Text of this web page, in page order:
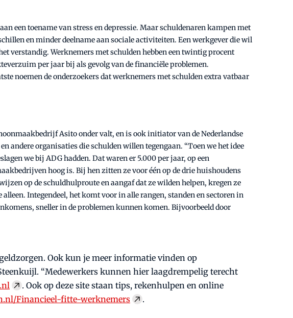
een toename van stress en depressie. Maar schuldenaren kampen met
en minder deelname aan sociale activiteiten. Een werkgever die wil
verstandig. Werknemers met schulden hebben een twintig procent
per jaar bij als gevolg van de financiële problemen.
noemen de onderzoekers dat werknemers met schulden extra vatbaar
Asito onder valt, en is ook initiator van de Nederlandse
andere organisaties die schulden willen tegengaan. “Toen we het idee
we bij ADG hadden. Dat waren er 5.000 per jaar, op een
hoog is. Bij hen zitten ze voor één op de drie huishoudens
op de schuldhulproute en aangaf dat ze wilden helpen, kregen ze
Integendeel, het komt voor in alle rangen, standen en sectoren in
sneller in de problemen kunnen komen. Bijvoorbeeld door
Ook kun je meer informatie vinden op
“Medewerkers kunnen hier laagdrempelig terecht
. Ook op deze site staan tips, rekenhulpen en online
Financieel-fitte-werknemers .